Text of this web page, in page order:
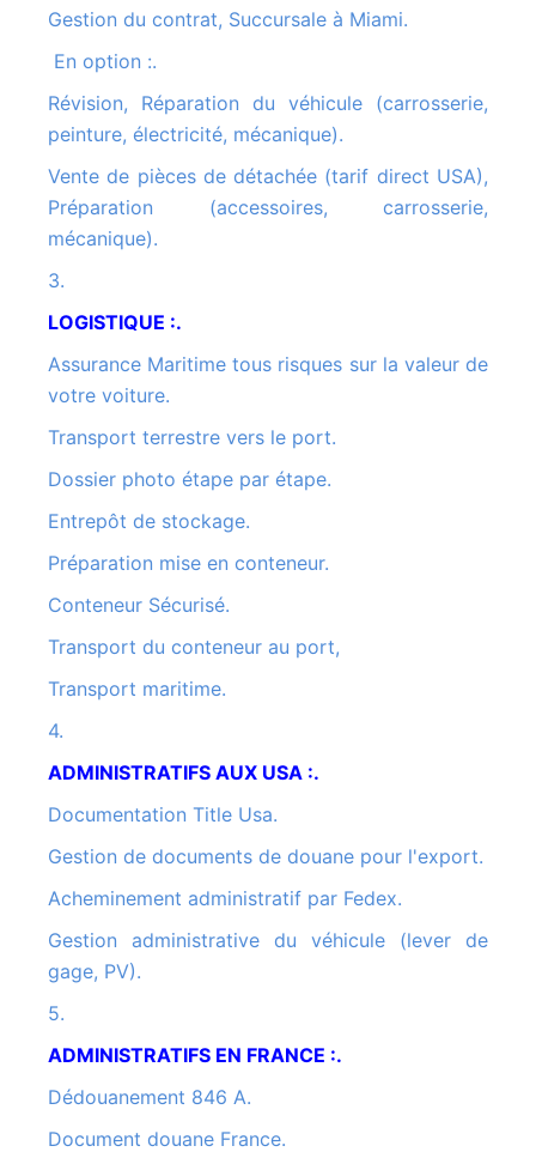
Gestion du contrat, Succursale à Miami.
En option :.
Révision, Réparation du véhicule (carrosserie,
peinture, électricité, mécanique).
Vente de pièces de détachée (tarif direct USA),
Préparation (accessoires, carrosserie,
mécanique).
3.
LOGISTIQUE :.
Assurance Maritime tous risques sur la valeur de
votre voiture.
Transport terrestre vers le port.
Dossier photo étape par étape.
Entrepôt de stockage.
Préparation mise en conteneur.
Conteneur Sécurisé.
Transport du conteneur au port,
Transport maritime.
4.
ADMINISTRATIFS AUX USA :.
Documentation Title Usa.
Gestion de documents de douane pour l'export.
Acheminement administratif par Fedex.
Gestion administrative du véhicule (lever de
gage, PV).
5.
ADMINISTRATIFS EN FRANCE :.
Dédouanement 846 A.
Document douane France.